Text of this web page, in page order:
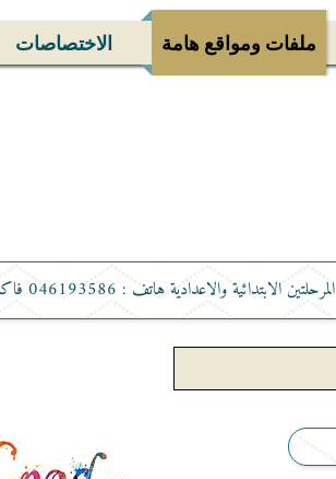
ملفات ومواقع هامة الاختصاصات
المرحلتين الابتدائية والاعدادية هاتف : 046193586 فاكس:046193592